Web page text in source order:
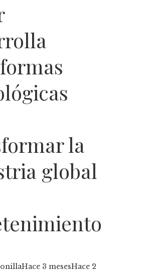
la
global
Hace 3 mesesHace 2